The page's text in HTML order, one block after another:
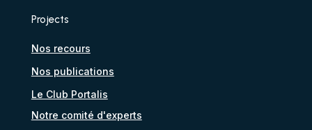
Projects
Nos recours
Nos publications
Le Club Portalis
Notre comité d'experts